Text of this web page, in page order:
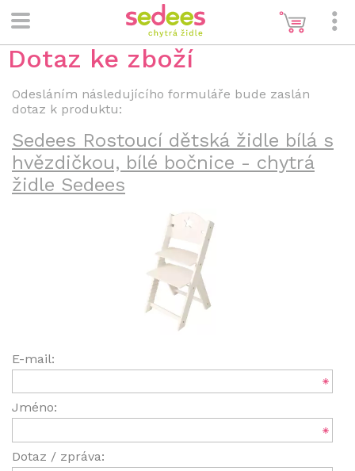
Dotaz ke zboží
Odesláním následujícího formuláře bude zaslán
dotaz k produktu:
Sedees Rostoucí dětská židle bílá s
hvězdičkou, bílé bočnice - chytrá
židle Sedees
E-mail:
Jméno:
Dotaz / zpráva: